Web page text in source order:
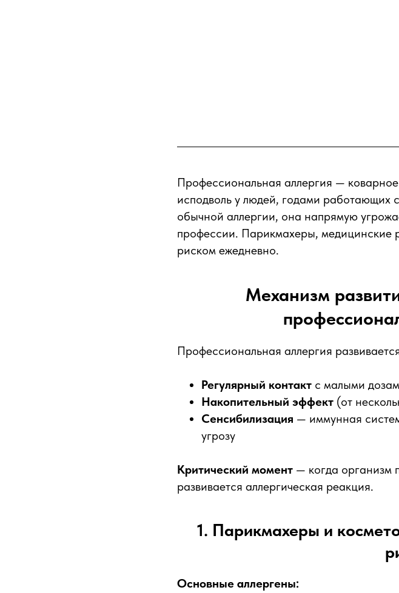
Профессиональная аллергия —
исподволь у людей, годами работающих
обычной аллергии, она напрямую
профессии. Парикмахеры, медицинские
риском ежедневно.
Механизм
Профессиональная аллергия
Регулярный контакт с малыми
Накопительный эффект (от
Сенсибилизация — иммунная
угрозу
Критический момент — когда организм
развивается аллергическая реакция.
1. Парикмахеры и
Основные аллергены: